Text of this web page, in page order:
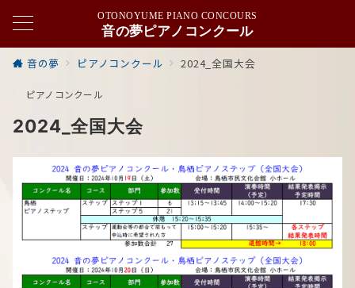
OTONOYUME PIANO CONCOURS
音の夢ピアノコンクール
音の夢 ピアノコンクール 2024_全国大会
ピアノコンクール
2024_全国大会